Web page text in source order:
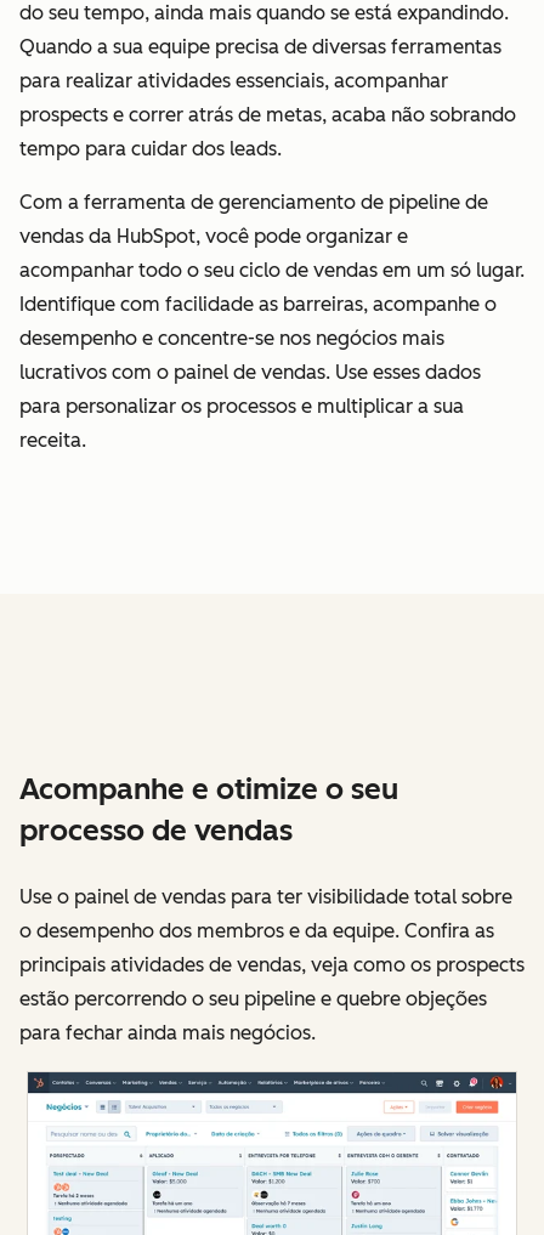
do seu tempo, ainda mais quando se está expandindo.
Quando a sua equipe precisa de diversas ferramentas
para realizar atividades essenciais, acompanhar
prospects e correr atrás de metas, acaba não sobrando
tempo para cuidar dos leads.
Com a ferramenta de gerenciamento de pipeline de
vendas da HubSpot, você pode organizar e
acompanhar todo o seu ciclo de vendas em um só lugar.
Identifique com facilidade as barreiras, acompanhe o
desempenho e concentre-se nos negócios mais
lucrativos com o painel de vendas. Use esses dados
para personalizar os processos e multiplicar a sua
receita.
Acompanhe e otimize o seu
processo de vendas
Use o painel de vendas para ter visibilidade total sobre
o desempenho dos membros e da equipe. Confira as
principais atividades de vendas, veja como os prospects
estão percorrendo o seu pipeline e quebre objeções
para fechar ainda mais negócios.